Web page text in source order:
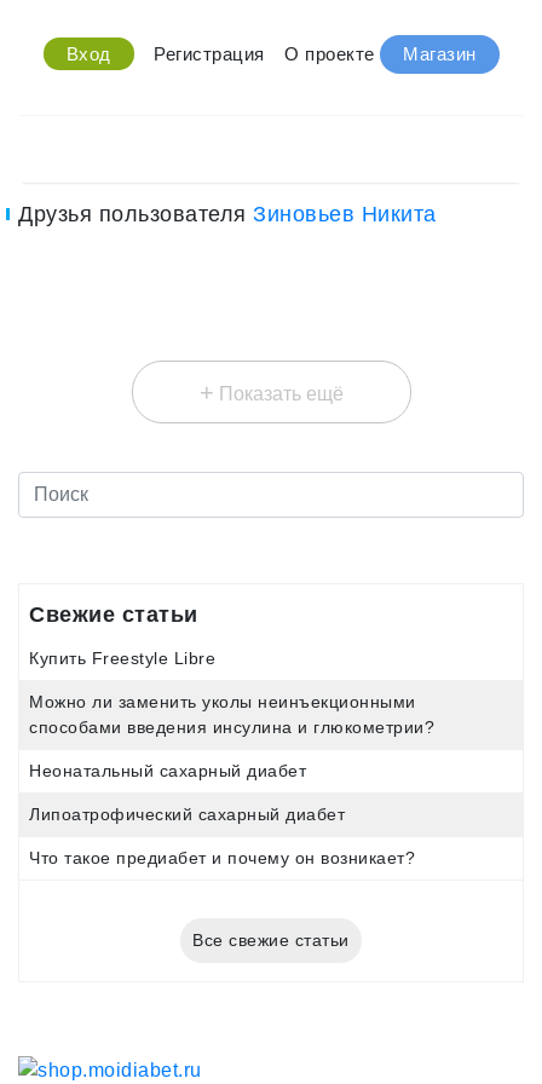
Вход Регистрация О проекте Магазин
Друзья пользователя Зиновьев Никита
+ Показать ещё
Свежие статьи
Купить Freestyle Libre
Можно ли заменить уколы неинъекционными
способами введения инсулина и глюкометрии?
Неонатальный сахарный диабет
Липоатрофический сахарный диабет
Что такое предиабет и почему он возникает?
Все свежие статьи